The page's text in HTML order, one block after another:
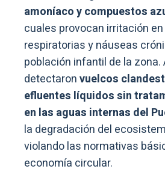
amoníaco y compuestos
cuales provocan irritación
respiratorias y náuseas
población infantil de la zona.
detectaronvuelcos
efluentes líquidos sin
en las aguas internas del
la degradación del
violando las normativas
economía circular.